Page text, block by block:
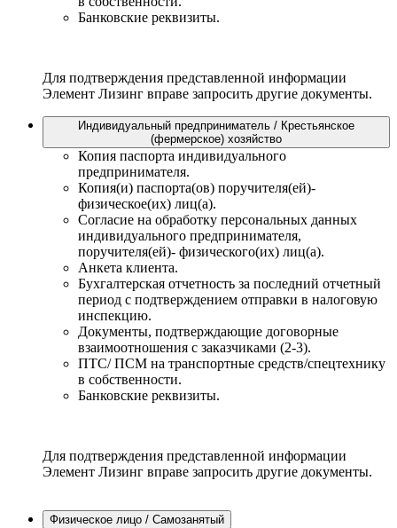
Банковские реквизиты.
Для подтверждения представленной информации
Элемент Лизинг вправе запросить другие документы.
Индивидуальный предприниматель / Крестьянское
(фермерское) хозяйство
Копия паспорта индивидуального
предпринимателя.
Копия(и) паспорта(ов) поручителя(ей)-
физическое(их) лиц(а).
Согласие на обработку персональных данных
индивидуального предпринимателя,
поручителя(ей)- физического(их) лиц(а).
Анкета клиента.
Бухгалтерская отчетность за последний отчетный
период с подтверждением отправки в налоговую
инспекцию.
Документы, подтверждающие договорные
взаимоотношения с заказчиками (2-3).
ПТС/ ПСМ на транспортные средств/спецтехнику
в собственности.
Банковские реквизиты.
Для подтверждения представленной информации
Элемент Лизинг вправе запросить другие документы.
Физическое лицо / Самозанятый